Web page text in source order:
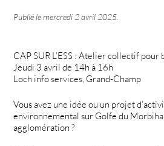
Publié lemercredi 2 avril 2025
CAP SUR L’ESS : Atelier collectif pour
Jeudi 3 avril de 14h à 16h
Loch info services, Grand-Champ
Vous avez une idée ou un projet
environnemental sur Golfe du
agglomération ?